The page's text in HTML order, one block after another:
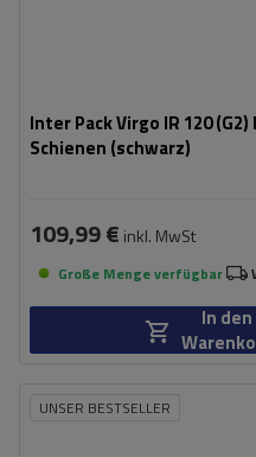
Inter Pack Virgo IR 120
Schienen (schwarz)
109,99 € inkl. MwSt
Große Menge verfügbar
In den
UNSER BESTSELLER